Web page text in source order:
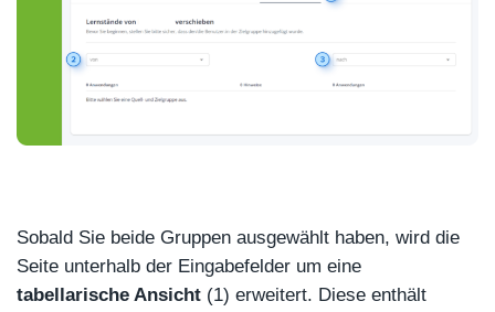
Sobald Sie beide Gruppen ausgewählt haben, wird die
Seite unterhalb der Eingabefelder um eine
tabellarische Ansicht (1) erweitert. Diese enthält